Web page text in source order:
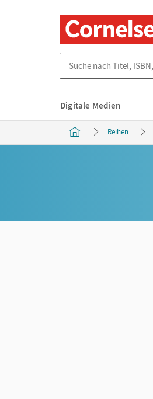
Digitale Medien
Reihen